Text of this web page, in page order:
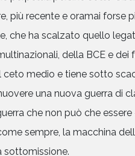
più recente e oramai forse
che ha scalzato quello
della BCE e dei
medio e tiene sotto
una nuova guerra di
che non può che
sempre, la macchina
sottomissione.